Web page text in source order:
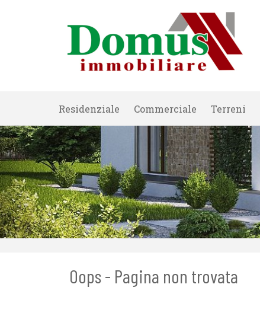
Residenziale Commerciale Terreni
Oops - Pagina non trovata